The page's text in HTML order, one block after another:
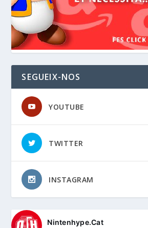
SEGUEIX-NOS
YOUTUBE
TWITTER
INSTAGRAM
Nintenhype.Cat